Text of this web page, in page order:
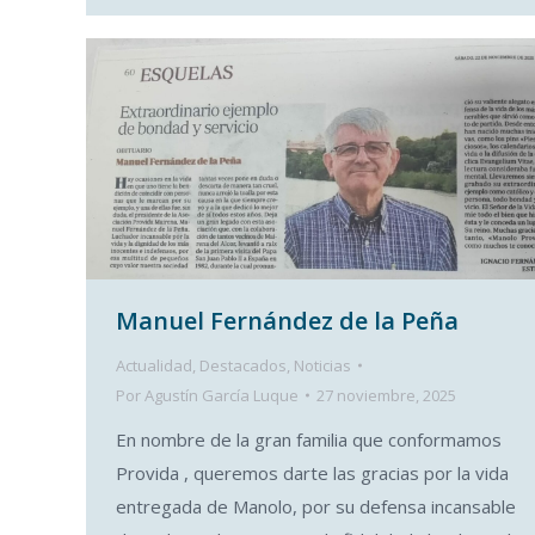
Manuel Fernández de la Peña
Actualidad Destacados Noticias
Por Agustín García Luque 27 noviembre, 2025
En nombre de la gran familia que conformamos
Provida , queremos darte las gracias por la vida
entregada de Manolo, por su defensa incansable